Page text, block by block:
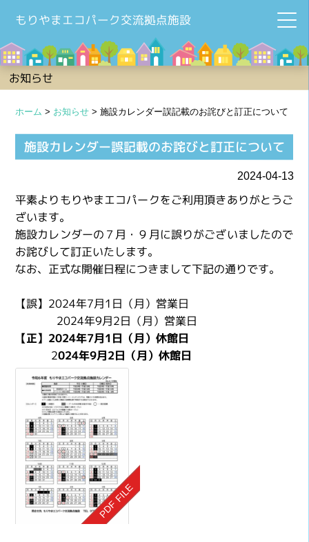
もりやまエコパーク交流拠点施設
お知らせ
ホーム > お知らせ >施設カレンダー誤記載のお詫びと訂正について
施設カレンダー誤記載のお詫びと訂正について
2024-04-13
平素よりもりやまエコパークをご利用頂きありがとうご
ざいます。
施設カレンダーの７月・９月に誤りがございましたので
お詫びして訂正いたします。
なお、正式な開催日程につきまして下記の通りです。
【誤】2024年7月1日（月）営業日
2024年9月2日（月）営業日
【正】2024年7月1日（月）休館日
2024年9月2日（月）休館日